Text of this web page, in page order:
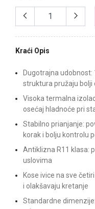
Kraći Opis
Dugotrajna
struktura pružaju
Visoka termalna
osećaj hladnoće pri
Stabilno prianjanje:
korak i bolju kontrolu
Antiklizna R11 klasa:
uslovima
Kose ivice na sve
i olakšavaju kretanje
Standardne